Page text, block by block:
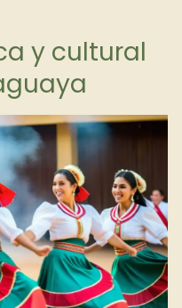
y cultural